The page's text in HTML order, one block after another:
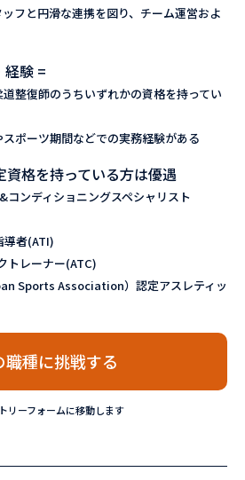
フと円滑な連携を図り、チーム運営およ
経験 =
整復師のうちいずれかの資格を持ってい
ポーツ期間などでの実務経験がある
資格を持っている方は優遇
コンディショニングスペシャリスト
導者(ATI)
トレーナー(ATC)
Sports Association）認定アスレティッ
職種に挑戦する
リーフォームに移動します